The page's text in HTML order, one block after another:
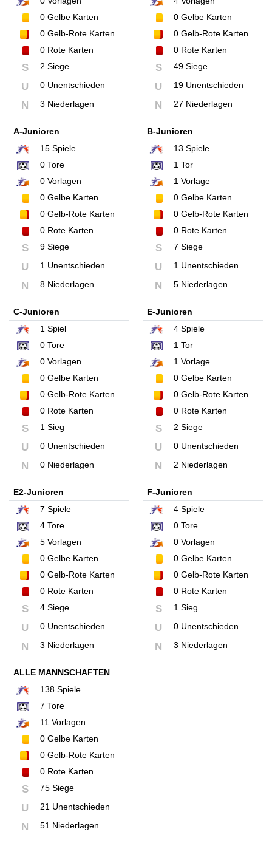
0 Gelbe Karten
0 Gelb-Rote Karten
0 Rote Karten
S 2 Siege
U 0 Unentschieden
N 3 Niederlagen
0Gelbe Karten
0Gelb-Rote Karten
0Rote Karten
S 49 Siege
U 19 Unentschieden
N 27 Niederlagen
A-Junioren
15 Spiele
0 Tore
0 Vorlagen
0 Gelbe Karten
0 Gelb-Rote Karten
0 Rote Karten
S 9 Siege
U 1 Unentschieden
N 8 Niederlagen
B-Junioren
13 Spiele
1 Tor
1 Vorlage
0Gelbe Karten
0Gelb-Rote Karten
0Rote Karten
S 7 Siege
U 1 Unentschieden
N 5 Niederlagen
C-Junioren
1 Spiel
0 Tore
0 Vorlagen
0 Gelbe Karten
0 Gelb-Rote Karten
0 Rote Karten
S 1 Sieg
U 0 Unentschieden
N 0 Niederlagen
E-Junioren
4Spiele
1 Tor
1 Vorlage
0Gelbe Karten
0Gelb-Rote Karten
0Rote Karten
S 2 Siege
U 0 Unentschieden
N 2 Niederlagen
E2-Junioren
7 Spiele
4 Tore
5 Vorlagen
0 Gelbe Karten
0 Gelb-Rote Karten
0 Rote Karten
S 4 Siege
U 0 Unentschieden
N 3 Niederlagen
F-Junioren
4Spiele
0Tore
0Vorlagen
0Gelbe Karten
0Gelb-Rote Karten
0Rote Karten
S 1 Sieg
U 0 Unentschieden
N 3 Niederlagen
ALLE MANNSCHAFTEN
138 Spiele
7 Tore
11 Vorlagen
0 Gelbe Karten
0 Gelb-Rote Karten
0 Rote Karten
S 75 Siege
U 21 Unentschieden
N 51 Niederlagen